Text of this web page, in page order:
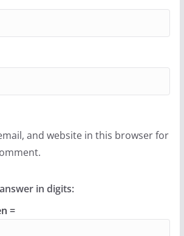
and website in this browser for
in digits:
=